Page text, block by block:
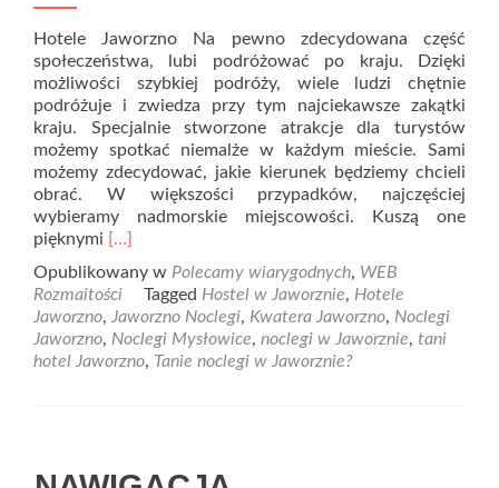
Hotele Jaworzno Na pewno zdecydowana część
społeczeństwa, lubi podróżować po kraju. Dzięki
możliwości szybkiej podróży, wiele ludzi chętnie
podróżuje i zwiedza przy tym najciekawsze zakątki
kraju. Specjalnie stworzone atrakcje dla turystów
możemy spotkać niemalże w każdym mieście. Sami
możemy zdecydować, jakie kierunek będziemy chcieli
obrać. W większości przypadków, najczęściej
wybieramy nadmorskie miejscowości. Kuszą one
pięknymi Read
about
Kwatera
Jaworzno
[…]
Opublikowany w Polecamy wiarygodnych, WEB
Rozmaitości
Tagged Hostel w Jaworznie, Hotele
Jaworzno, Jaworzno Noclegi, Kwatera Jaworzno, Noclegi
Jaworzno, Noclegi Mysłowice, noclegi w Jaworznie, tani
hotel Jaworzno, Tanie noclegi w Jaworznie?